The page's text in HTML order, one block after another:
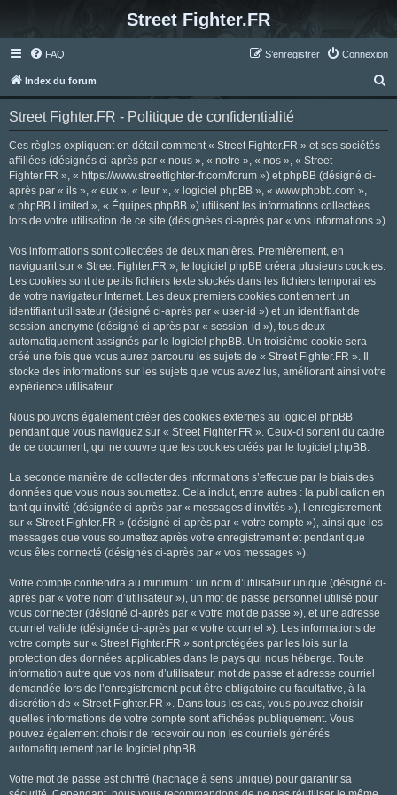
Street Fighter.FR
FAQ Connexion
S’enregistrer
Index du forum
e
Street Fighter.FR - Politique de confidentialité
Ces règles expliquent en détail comment « Street Fighter.FR » et ses sociétés
affiliées (désignés ci-après par « nous », « notre », « nos », « Street
Fighter.FR », « https://www.streetfighter-fr.com/forum ») et phpBB (désigné ci-
après par « ils », « eux », « leur », « logiciel phpBB », « www.phpbb.com »,
« phpBB Limited », « Équipes phpBB ») utilisent les informations collectées
lors de votre utilisation de ce site (désignées ci-après par « vos informations »).
Vos informations sont collectées de deux manières. Premièrement, en
naviguant sur « Street Fighter.FR », le logiciel phpBB créera plusieurs cookies.
Les cookies sont de petits fichiers texte stockés dans les fichiers temporaires
de votre navigateur Internet. Les deux premiers cookies contiennent un
identifiant utilisateur (désigné ci-après par « user-id ») et un identifiant de
session anonyme (désigné ci-après par « session-id »), tous deux
automatiquement assignés par le logiciel phpBB. Un troisième cookie sera
créé une fois que vous aurez parcouru les sujets de « Street Fighter.FR ». Il
stocke des informations sur les sujets que vous avez lus, améliorant ainsi votre
expérience utilisateur.
Nous pouvons également créer des cookies externes au logiciel phpBB
pendant que vous naviguez sur « Street Fighter.FR ». Ceux-ci sortent du cadre
de ce document, qui ne couvre que les cookies créés par le logiciel phpBB.
La seconde manière de collecter des informations s’effectue par le biais des
données que vous nous soumettez. Cela inclut, entre autres : la publication en
tant qu’invité (désignée ci-après par « messages d’invités »), l’enregistrement
sur « Street Fighter.FR » (désigné ci-après par « votre compte »), ainsi que les
messages que vous soumettez après votre enregistrement et pendant que
vous êtes connecté (désignés ci-après par « vos messages »).
Votre compte contiendra au minimum : un nom d’utilisateur unique (désigné ci-
après par « votre nom d’utilisateur »), un mot de passe personnel utilisé pour
vous connecter (désigné ci-après par « votre mot de passe »), et une adresse
courriel valide (désignée ci-après par « votre courriel »). Les informations de
votre compte sur « Street Fighter.FR » sont protégées par les lois sur la
protection des données applicables dans le pays qui nous héberge. Toute
information autre que vos nom d’utilisateur, mot de passe et adresse courriel
demandée lors de l’enregistrement peut être obligatoire ou facultative, à la
discrétion de « Street Fighter.FR ». Dans tous les cas, vous pouvez choisir
quelles informations de votre compte sont affichées publiquement. Vous
pouvez également choisir de recevoir ou non les courriels générés
automatiquement par le logiciel phpBB.
Votre mot de passe est chiffré (hachage à sens unique) pour garantir sa